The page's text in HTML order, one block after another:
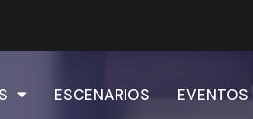
ESCENARIOS EVENTOS